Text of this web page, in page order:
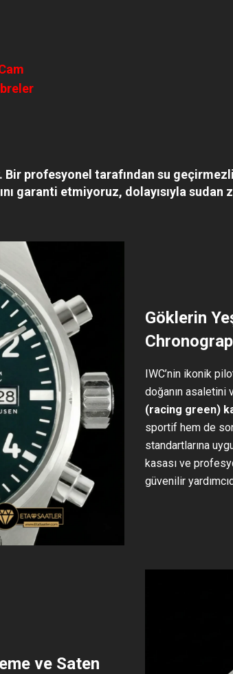
profesyonel tarafından su
garanti etmiyoruz, dolayısıyla
Göklerin
IWC’nin ikonik
doğanın asaletini
(racing green)
sportif hem de
standartlarına
kasası ve
güvenilir
ve Saten